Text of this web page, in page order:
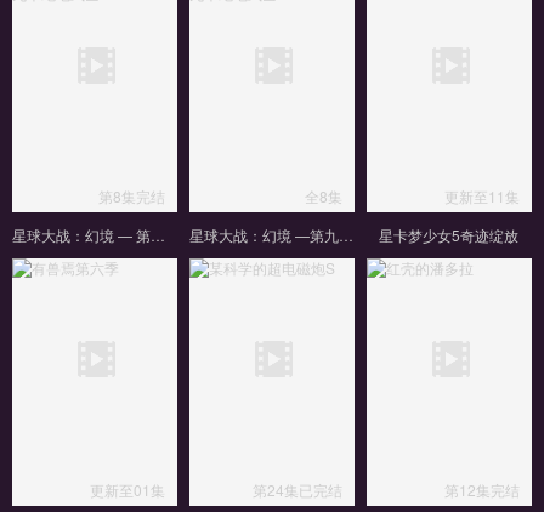
第8集完结
星球大战：幻境 — 第九个绝地武士
全8集
星球大战：幻境 —第九个绝地武士
更新至11集
星卡梦少女5奇迹绽放
更新至01集
第24集已完结
第12集完结